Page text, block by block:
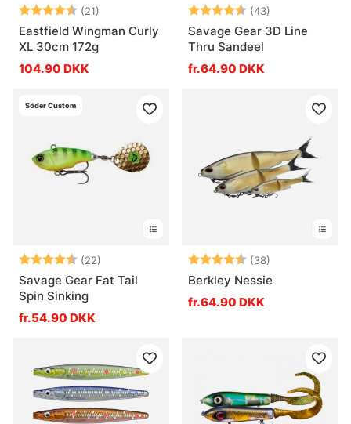
Vurdering: (21)
4.9 ud af 5 stjerner
Eastfield Wingman Curly
XL 30cm 172g
104.90 DKK
Vurdering: (43)
Savage Gear 3D Line
Thru Sandeel
fr.64.90 DKK
Söder Custom
Vurdering: (22)
4.8 ud af 5 stjerner
Savage Gear Fat Tail
Spin Sinking
fr.54.90 DKK
Vurdering: (38)
Berkley Nessie
fr.64.90 DKK